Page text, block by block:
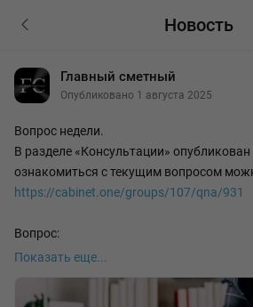
Новость
Главный сметный
Опубликовано 1 августа 2025
Вопрос недели.
В разделе «Консультации»
ознакомиться с текущим вопросом
https://cabinet.one/groups/107/qna/931
Вопрос:
В сметной норме отсутствует расход
Показать еще...